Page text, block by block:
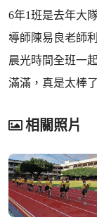
6年1班是去年大
導師陳易良老師
晨光時間全班一
滿滿，真是太棒了
相關照片